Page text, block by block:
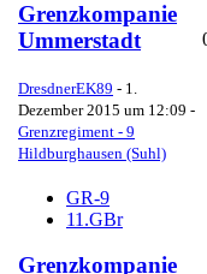
Grenzkompanie
Ummerstadt
DresdnerEK89 - 1.
Dezember 2015 um 12:09 -
Grenzregiment - 9
Hildburghausen (Suhl)
GR-9
11.GBr
Grenzkompanie